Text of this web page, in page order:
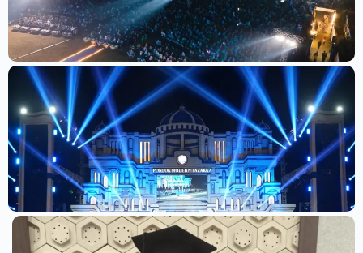
Berita
Lebih dari 10 Ribu Penonton Saksikan
Kemegahan Panggung Gembira 2026
2 August 2026